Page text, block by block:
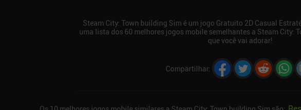
Steam City: Town building Sim é um jogo Gratuito 2D Casual
uma lista dos 60 melhores jogos mobile semelhantes a Steam City:
que você vai adorar!
Compartilhar: